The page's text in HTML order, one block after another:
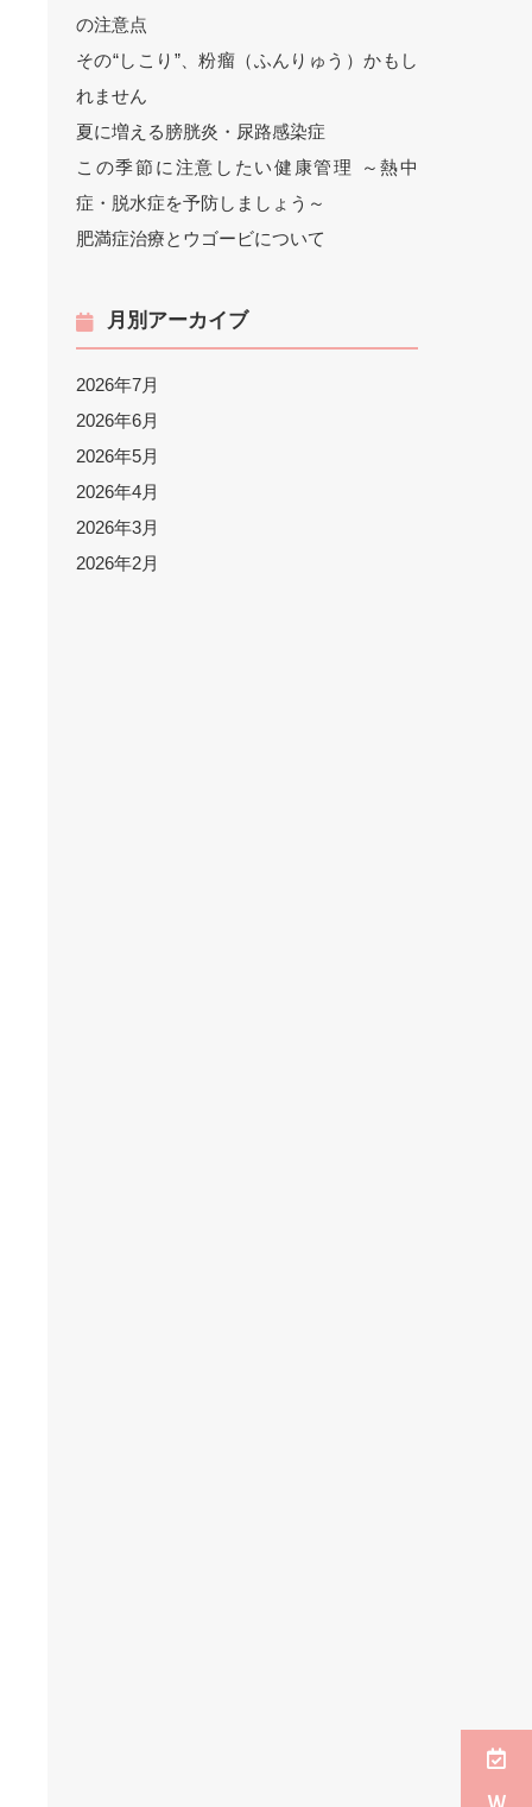
の注意点
その“しこり”、粉瘤（ふんりゅう）かもし
れません
夏に増える膀胱炎・尿路感染症
この季節に注意したい健康管理 ～熱中
症・脱水症を予防しましょう～
肥満症治療とウゴービについて
月別アーカイブ
2026年7月
2026年6月
2026年5月
2026年4月
2026年3月
2026年2月